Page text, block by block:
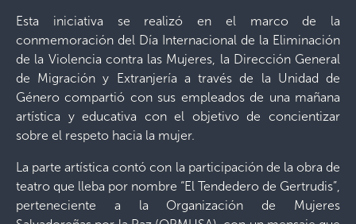
Esta iniciativa se realizó en el marco de la
conmemoración del Día Internacional de la Eliminación
de la Violencia contra las Mujeres, la Dirección General
de Migración y Extranjería a través de la Unidad de
Género compartió con sus empleados de una mañana
artística y educativa con el objetivo de concientizar
sobre el respeto hacia la mujer.
La parte artística contó con la participación de la obra de
teatro que lleba por nombre “El Tendedero de Gertrudis”,
perteneciente a la Organización de Mujeres